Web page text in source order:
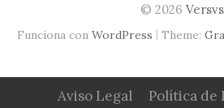
© 2026 Versvs
Funciona con WordPress | Theme:
Aviso Legal Política de